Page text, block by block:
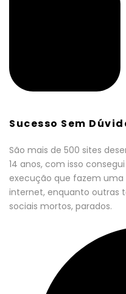
Sucesso Sem
São mais de 500 sites
14 anos, com isso
execução que fazem
internet, enquanto outras
sociais mortos, parados.